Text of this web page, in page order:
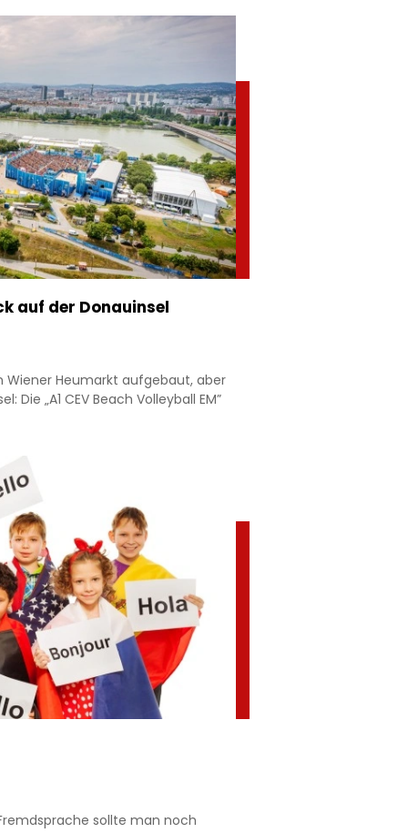
auf der Donauinsel
Wiener Heumarkt aufgebaut, aber
Die „A1 CEV Beach Volleyball EM”
sollte man noch